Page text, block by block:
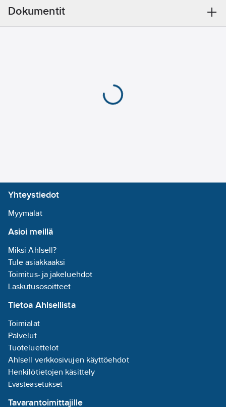
245mm kokoon asti ja
sopii valaisimiin,
joiden asennusaukon
Dokumentit
Yhteystiedot
Myymälät
Asioi meillä
Miksi Ahlsell?
Tule asiakkaaksi
Toimitus- ja jakeluehdot
Laskutusosoitteet
Tietoa Ahlsellista
Toimialat
Palvelut
Tuoteluettelot
Ahlsell verkkosivujen käyttöehdot
Henkilötietojen käsittely
Evästeasetukset
Tavarantoimittajille